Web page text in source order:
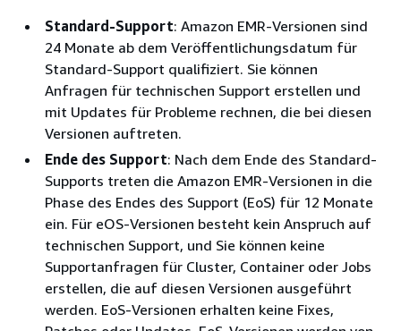
Standard-Support: Amazon EMR-Versionen sind
24 Monate ab dem Veröffentlichungsdatum für
Standard-Support qualifiziert. Sie können
Anfragen für technischen Support erstellen und
mit Updates für Probleme rechnen, die bei diesen
Versionen auftreten.
Ende des Support: Nach dem Ende des Standard-
Supports treten die Amazon EMR-Versionen in die
Phase des Endes des Support (EoS) für 12 Monate
ein. Für eOS-Versionen besteht kein Anspruch auf
technischen Support, und Sie können keine
Supportanfragen für Cluster, Container oder Jobs
erstellen, die auf diesen Versionen ausgeführt
werden. EoS-Versionen erhalten keine Fixes,